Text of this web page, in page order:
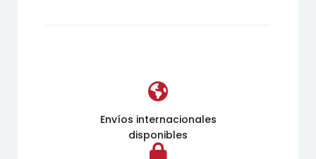
Envíos internacionales
disponibles